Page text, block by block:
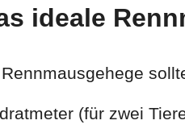
ideale
(für zwei